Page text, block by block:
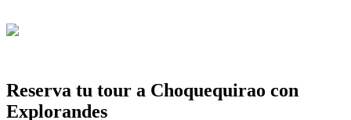
Reserva tu tour a Choquequirao con
Explorandes